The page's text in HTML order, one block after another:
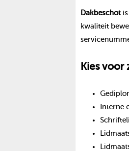
Dakbeschotis
kwaliteit
Kies voor
Interne